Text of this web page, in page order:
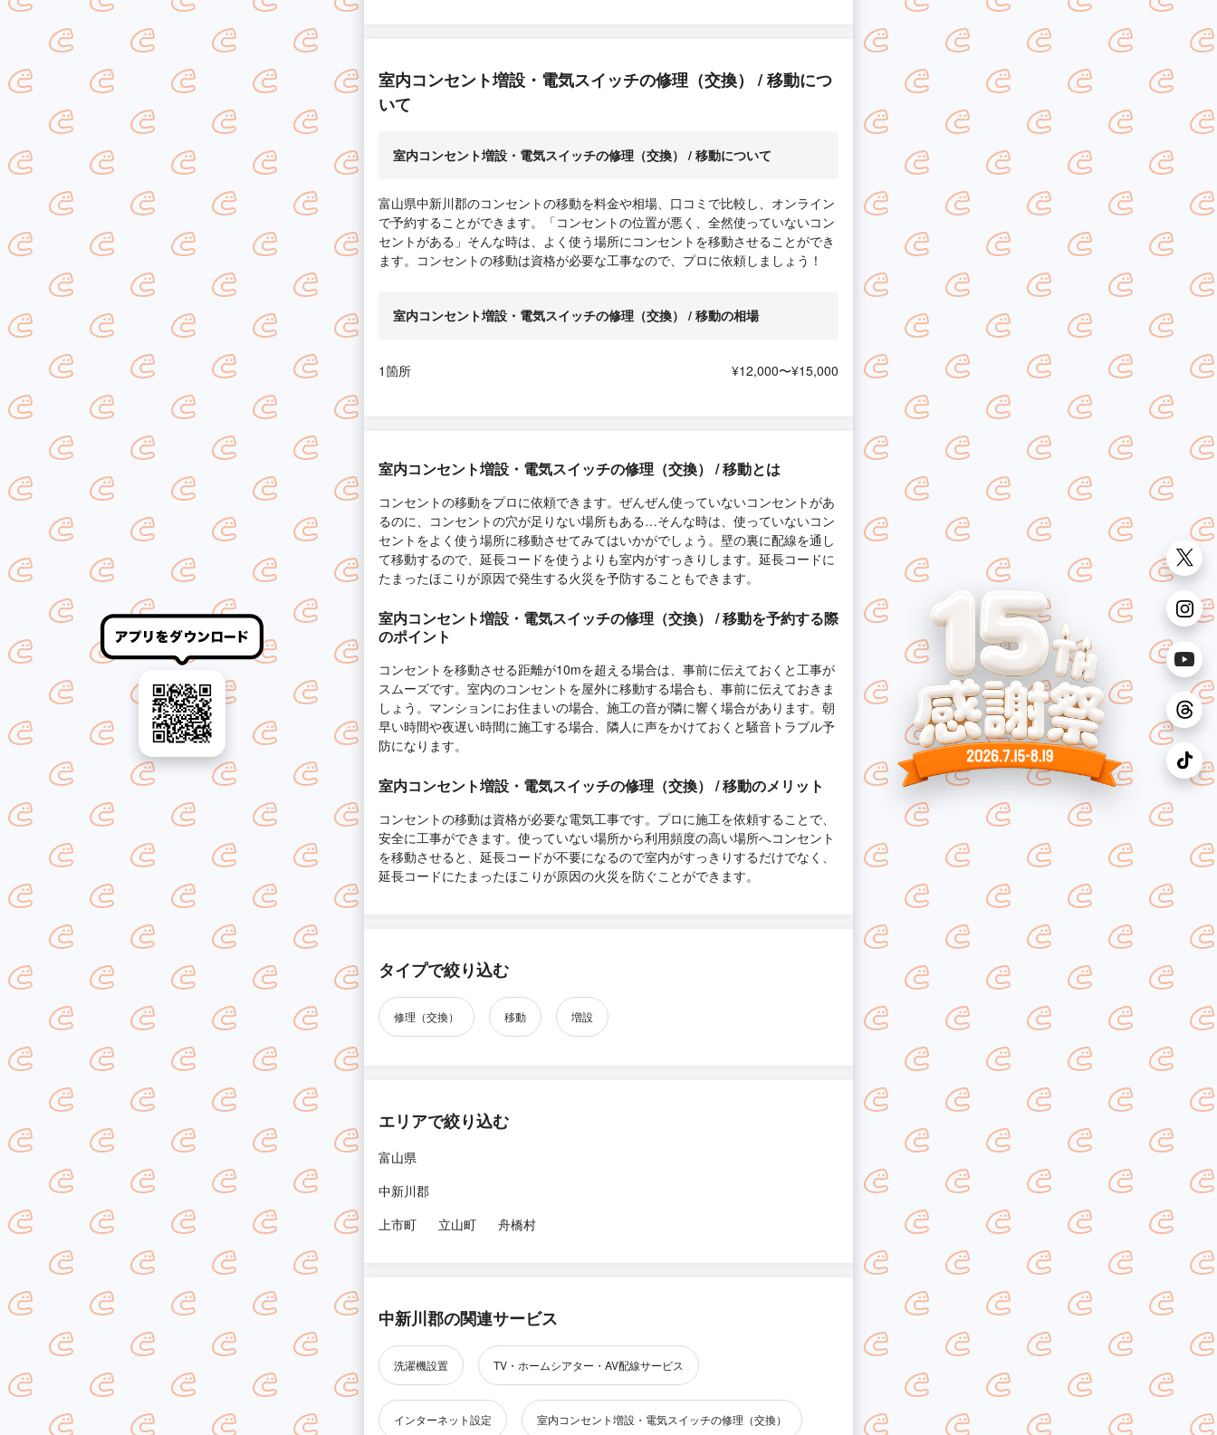
室内コンセント増設・電気スイッチの修理（交換） / 移動につ
いて
室内コンセント増設・電気スイッチの修理（交換） / 移動について
富山県中新川郡のコンセントの移動を料金や相場、口コミで比較し、オンライン
で予約することができます。「コンセントの位置が悪く、全然使っていないコン
セントがある」そんな時は、よく使う場所にコンセントを移動させることができ
ます。コンセントの移動は資格が必要な工事なので、プロに依頼しましょう！
室内コンセント増設・電気スイッチの修理（交換） / 移動の相場
1箇所 ¥12,000〜¥15,000
室内コンセント増設・電気スイッチの修理（交換） / 移動とは
コンセントの移動をプロに依頼できます。ぜんぜん使っていないコンセントがあ
るのに、コンセントの穴が足りない場所もある…そんな時は、使っていないコン
セントをよく使う場所に移動させてみてはいかがでしょう。壁の裏に配線を通し
て移動するので、延長コードを使うよりも室内がすっきりします。延長コードに
たまったほこりが原因で発生する火災を予防することもできます。
室内コンセント増設・電気スイッチの修理（交換） / 移動を予約する際
のポイント
コンセントを移動させる距離が10mを超える場合は、事前に伝えておくと工事が
スムーズです。室内のコンセントを屋外に移動する場合も、事前に伝えておきま
しょう。マンションにお住まいの場合、施工の音が隣に響く場合があります。朝
早い時間や夜遅い時間に施工する場合、隣人に声をかけておくと騒音トラブル予
防になります。
室内コンセント増設・電気スイッチの修理（交換） / 移動のメリット
コンセントの移動は資格が必要な電気工事です。プロに施工を依頼することで、
安全に工事ができます。使っていない場所から利用頻度の高い場所へコンセント
を移動させると、延長コードが不要になるので室内がすっきりするだけでなく、
延長コードにたまったほこりが原因の火災を防ぐことができます。
タイプで絞り込む
修理（交換） 移動 増設
エリアで絞り込む
富山県
中新川郡
上市町
立山町 舟橋村
中新川郡の関連サービス
洗濯機設置 TV・ホームシアター・AV配線サービス
インターネット設定 室内コンセント増設・電気スイッチの修理（交換）